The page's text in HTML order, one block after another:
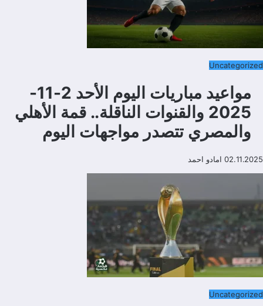
Uncategorized
مواعيد مباريات اليوم الأحد 2-11-
2025 والقنوات الناقلة.. قمة الأهلي
والمصري تتصدر مواجهات اليوم
02.11.2025 امادو احمد
Uncategorized